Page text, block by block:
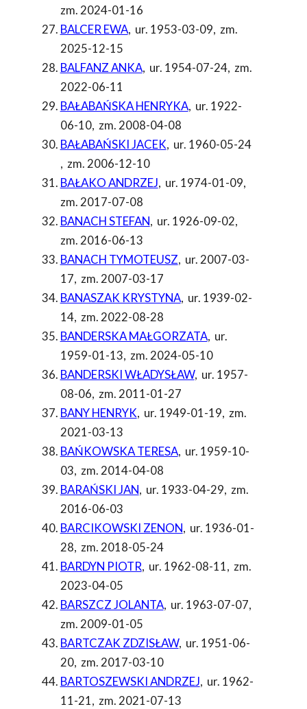
zm. 2024-01-16
BALCER EWA, ur. 1953-03-09, zm.
2025-12-15
BALFANZ ANKA, ur. 1954-07-24, zm.
2022-06-11
BAŁABAŃSKA HENRYKA, ur. 1922-
06-10, zm. 2008-04-08
BAŁABAŃSKI JACEK, ur. 1960-05-24
, zm. 2006-12-10
BAŁAKO ANDRZEJ, ur. 1974-01-09,
zm. 2017-07-08
BANACH STEFAN, ur. 1926-09-02,
zm. 2016-06-13
BANACH TYMOTEUSZ, ur. 2007-03-
17, zm. 2007-03-17
BANASZAK KRYSTYNA, ur. 1939-02-
14, zm. 2022-08-28
BANDERSKA MAŁGORZATA, ur.
1959-01-13, zm. 2024-05-10
BANDERSKI WŁADYSŁAW, ur. 1957-
08-06, zm. 2011-01-27
BANY HENRYK, ur. 1949-01-19, zm.
2021-03-13
BAŃKOWSKA TERESA, ur. 1959-10-
03, zm. 2014-04-08
BARAŃSKI JAN, ur. 1933-04-29, zm.
2016-06-03
BARCIKOWSKI ZENON, ur. 1936-01-
28, zm. 2018-05-24
BARDYN PIOTR, ur. 1962-08-11, zm.
2023-04-05
BARSZCZ JOLANTA, ur. 1963-07-07,
zm. 2009-01-05
BARTCZAK ZDZISŁAW, ur. 1951-06-
20, zm. 2017-03-10
BARTOSZEWSKI ANDRZEJ, ur. 1962-
11-21, zm. 2021-07-13